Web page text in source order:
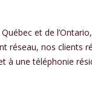
et de
réseau, nos clients
à une téléphonie